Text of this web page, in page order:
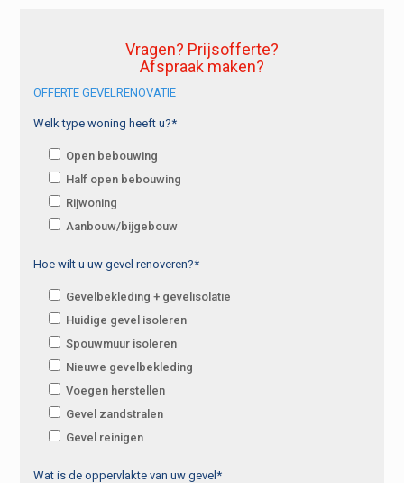
Vragen? Prijsofferte?
Afspraak maken?
OFFERTE GEVELRENOVATIE
Welk type woning heeft u?*
Open bebouwing
Half open bebouwing
Rijwoning
Aanbouw/bijgebouw
Hoe wilt u uw gevel renoveren?*
Gevelbekleding + gevelisolatie
Huidige gevel isoleren
Spouwmuur isoleren
Nieuwe gevelbekleding
Voegen herstellen
Gevel zandstralen
Gevel reinigen
Wat is de oppervlakte van uw gevel*